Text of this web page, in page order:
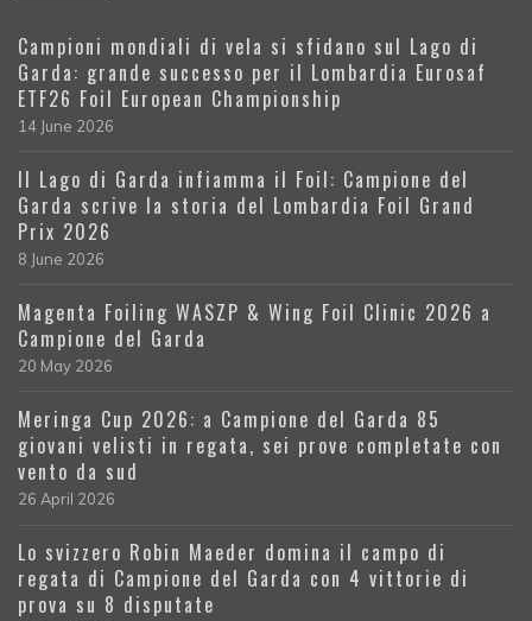
Campioni mondiali di vela si sfidano sul Lago di
Garda: grande successo per il Lombardia Eurosaf
ETF26 Foil European Championship
14 June 2026
Il Lago di Garda infiamma il Foil: Campione del
Garda scrive la storia del Lombardia Foil Grand
Prix 2026
8 June 2026
Magenta Foiling WASZP & Wing Foil Clinic 2026 a
Campione del Garda
20 May 2026
Meringa Cup 2026: a Campione del Garda 85
giovani velisti in regata, sei prove completate con
vento da sud
26 April 2026
Lo svizzero Robin Maeder domina il campo di
regata di Campione del Garda con 4 vittorie di
prova su 8 disputate